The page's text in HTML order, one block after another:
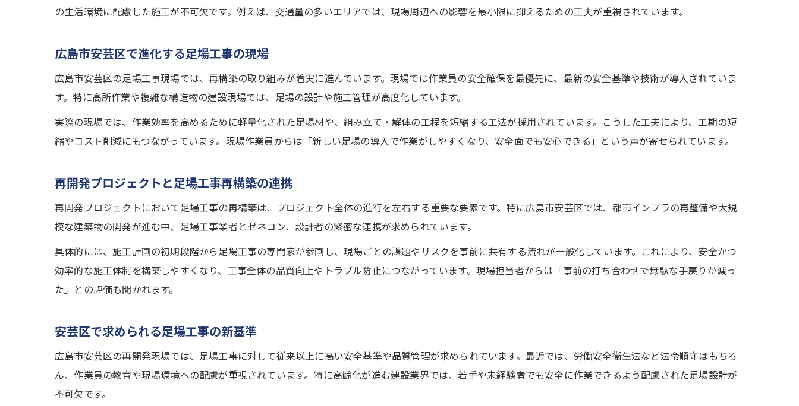
の生活環境に配慮した施工が不可欠です。例えば、交通量の多いエリアでは、現場周辺への影響を最小限に抑えるための工夫が重視されています。
広島市安芸区で進化する足場工事の現場
広島市安芸区の足場工事現場では、再構築の取り組みが着実に進んでいます。現場では作業員の安全確保を最優先に、最新の安全基準や技術が導入されていま
す。特に高所作業や複雑な構造物の建設現場では、足場の設計や施工管理が高度化しています。
実際の現場では、作業効率を高めるために軽量化された足場材や、組み立て・解体の工程を短縮する工法が採用されています。こうした工夫により、工期の短
縮やコスト削減にもつながっています。現場作業員からは「新しい足場の導入で作業がしやすくなり、安全面でも安心できる」という声が寄せられています。
再開発プロジェクトと足場工事再構築の連携
再開発プロジェクトにおいて足場工事の再構築は、プロジェクト全体の進行を左右する重要な要素です。特に広島市安芸区では、都市インフラの再整備や大規
模な建築物の開発が進む中、足場工事業者とゼネコン、設計者の緊密な連携が求められています。
具体的には、施工計画の初期段階から足場工事の専門家が参画し、現場ごとの課題やリスクを事前に共有する流れが一般化しています。これにより、安全かつ
効率的な施工体制を構築しやすくなり、工事全体の品質向上やトラブル防止につながっています。現場担当者からは「事前の打ち合わせで無駄な手戻りが減っ
た」との評価も聞かれます。
安芸区で求められる足場工事の新基準
広島市安芸区の再開発現場では、足場工事に対して従来以上に高い安全基準や品質管理が求められています。最近では、労働安全衛生法など法令順守はもちろ
ん、作業員の教育や現場環境への配慮が重視されています。特に高齢化が進む建設業界では、若手や未経験者でも安全に作業できるよう配慮された足場設計が
不可欠です。